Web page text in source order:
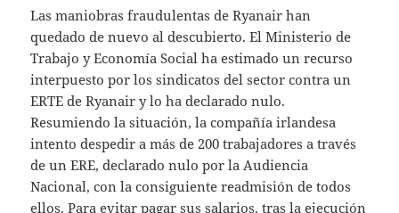
Las maniobras fraudulentas de Ryanair han
quedado de nuevo al descubierto. El Ministerio de
Trabajo y Economía Social ha estimado un recurso
interpuesto por los sindicatos del sector contra un
ERTE de Ryanair y lo ha declarado nulo.
Resumiendo la situación, la compañía irlandesa
intento despedir a más de 200 trabajadores a través
de un ERE, declarado nulo por la Audiencia
Nacional, con la consiguiente readmisión de todos
ellos. Para evitar pagar sus salarios, tras la ejecución